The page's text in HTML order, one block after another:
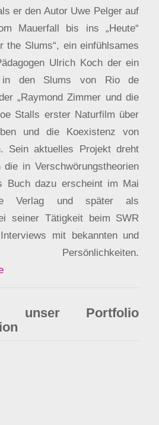
er den Autor Uwe Pelger auf
Mauerfall bis ins „Heute“
the Slums“, ein einfühlsames
Ulrich Koch der ein
in den Slums von Rio de
„Raymond Zimmer und die
Stalls erster Naturfilm über
und die Koexistenz von
Sein aktuelles Projekt dreht
in Verschwörungstheorien
Buch dazu erscheint im Mai
Verlag und später als
seiner Tätigkeit beim SWR
mit bekannten und
Persönlichkeiten.
unser Portfolio